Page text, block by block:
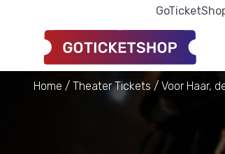
Home Theater Tickets Voor Haar,